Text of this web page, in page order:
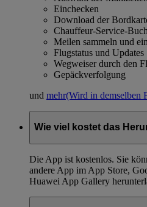
Einchecken
Download der
Chauffeur-Service-
Meilen sammeln und
Flugstatus und Updates
Wegweiser durch den
Gepäckverfolgung
und mehr(Wird in demselben
Wie viel kostet das
Die App ist kostenlos. Sie
andere App im App Store,
Huawei App Gallery